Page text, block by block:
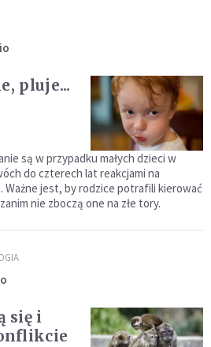
pluje...
są w przypadku małych dzieci w
do czterech lat reakcjami na
jest, by rodzice potrafili kierować
nie zboczą one na złe tory.
się i